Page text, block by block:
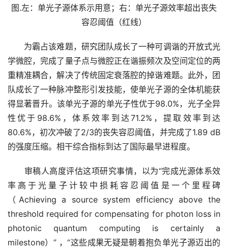
图.左：单光子源体系示用意；右：单光子源效率超出丧失
容忍阈值（红线）
为霸占该难题，研究团队成长了一种可调谐的开放式光
学微腔，完成了量子点与微腔正在谐振频次及空间定位的两
重精准耦合，解决了传统固定衰落腔的掉谐难题。此外，团
队成长了一种脉冲整形引发技能，使单光子源的全体机能获
得显著晋升。该单光子源的单光子性优于98.0%，光子全异
性优于98.6%，体系效率到达71.2%，提取效率到达
80.6%，初次冲破了2/3的丧失容忍阈值，并完成了1.89 dB
的强度压缩。相干综合指标到达了国际最早进程度。
审稿人高度评估这项研究事情，以为“完成光源体系效
率高于光量子计较中损耗容忍阈值是一个里程碑
（Achieving a source system efficiency above the
threshold required for compensating for photon loss in
photonic quantum computing is certainly a
milestone）” ，“这些成果无疑是朝着抱负单光子源迈出的